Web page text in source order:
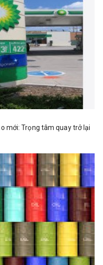
mới: Trọng tâm quay trở lại